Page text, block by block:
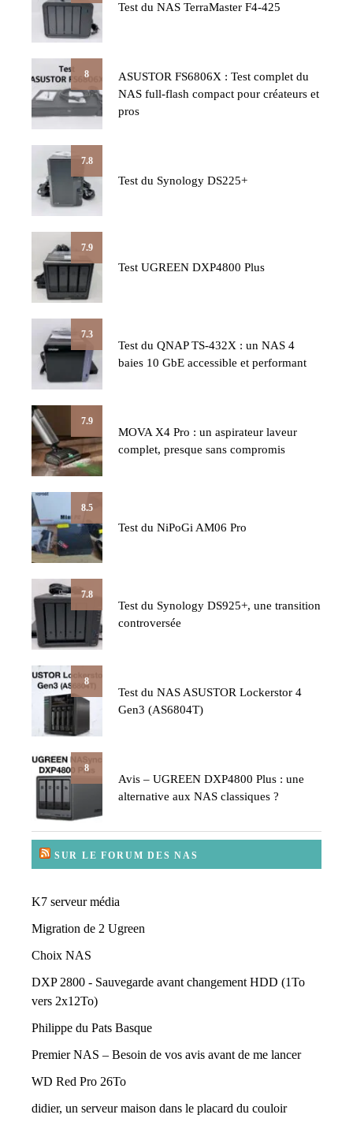
Test du NAS TerraMaster F4-425
8
ASUSTOR FS6806X : Test complet du
NAS full-flash compact pour créateurs et
pros
7.8
Test du Synology DS225+
7.9
Test UGREEN DXP4800 Plus
7.3
Test du QNAP TS-432X : un NAS 4
baies 10 GbE accessible et performant
7.9
MOVA X4 Pro : un aspirateur laveur
complet, presque sans compromis
8.5
Test du NiPoGi AM06 Pro
7.8
Test du Synology DS925+, une transition
controversée
8
Test du NAS ASUSTOR Lockerstor 4
Gen3 (AS6804T)
8
Avis – UGREEN DXP4800 Plus : une
alternative aux NAS classiques ?
SUR LE FORUM DES NAS
K7 serveur média
Migration de 2 Ugreen
Choix NAS
DXP 2800 - Sauvegarde avant changement HDD (1To
vers 2x12To)
Philippe du Pats Basque
Premier NAS – Besoin de vos avis avant de me lancer
WD Red Pro 26To
didier, un serveur maison dans le placard du couloir